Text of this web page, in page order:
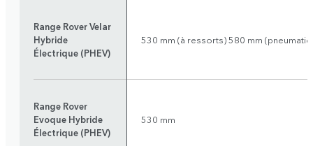
Range Rover Velar
Hybride
Électrique (PHEV)
530 mm (à ressorts) 580 mm
Range Rover
Evoque Hybride
Électrique (PHEV)
530 mm